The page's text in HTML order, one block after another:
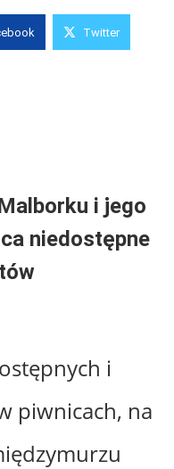
Twitter
i jego
niedostępne
i
piwnicach, na